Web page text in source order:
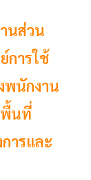
นส่วน
การใช้
พนักงาน
พื้นที่
ารและ